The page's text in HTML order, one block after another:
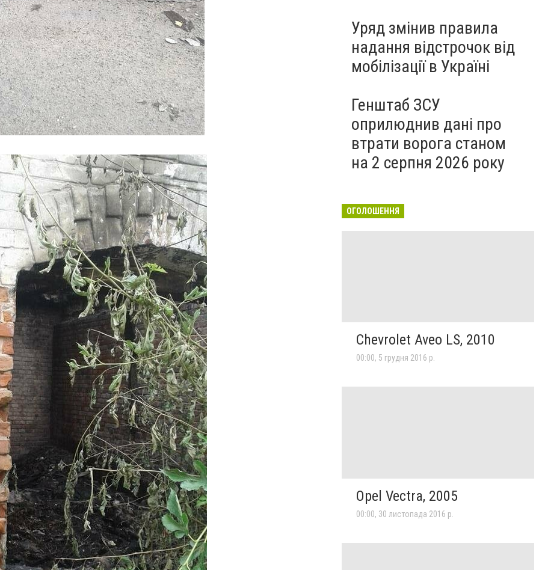
Уряд змінив правила
надання відстрочок від
мобілізації в Україні
Генштаб ЗСУ
оприлюднив дані про
втрати ворога станом
на 2 серпня 2026 року
ОГОЛОШЕННЯ
Chevrolet Aveo LS, 2010
00:00, 5 грудня 2016 р.
Opel Vectra, 2005
00:00, 30 листопада 2016 р.